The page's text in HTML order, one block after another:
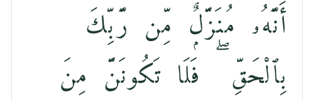
أَنَّهُۥ مُنَزَّلٌۭ مِّن رَّبِّكَ
بِٱلْحَقِّ ۖ فَلَا تَكُونَنَّ مِنَ